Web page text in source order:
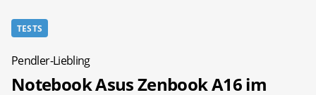
TESTS
Pendler-Liebling
Notebook Asus Zenbook A16 im